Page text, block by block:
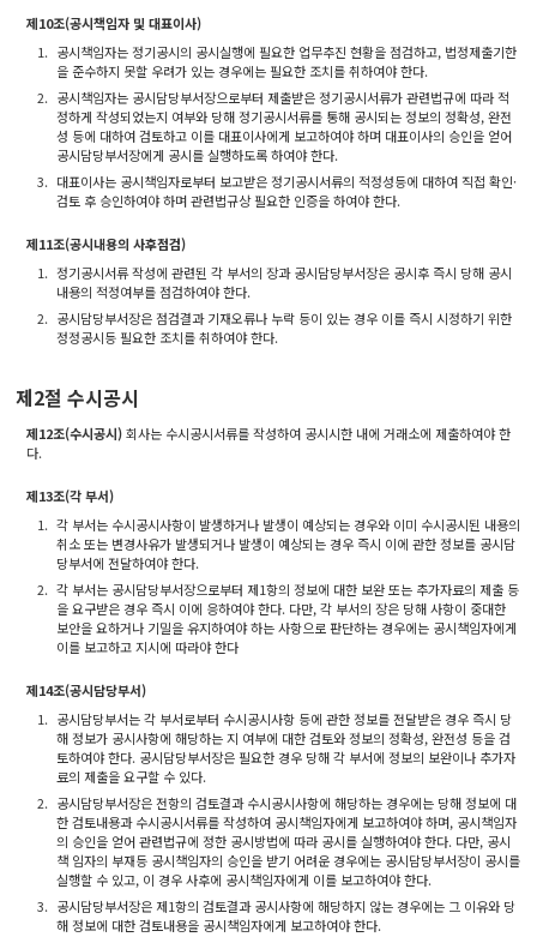
제10조(공시책임자 및 대표이사)
1. 공시책임자는 정기공시의 공시실행에 필요한 업무추진 현황을 점검하고, 법정제출기한
을 준수하지 못할 우려가 있는 경우에는 필요한 조치를 취하여야 한다.
2. 공시책임자는 공시담당부서장으로부터 제출받은 정기공시서류가 관련법규에 따라 적
정하게 작성되었는지 여부와 당해 정기공시서류를 통해 공시되는 정보의 정확성, 완전
성 등에 대하여 검토하고 이를 대표이사에게 보고하여야 하며 대표이사의 승인을 얻어
공시담당부서장에게 공시를 실행하도록 하여야 한다.
3. 대표이사는 공시책임자로부터 보고받은 정기공시서류의 적정성등에 대하여 직접 확인·
검토 후 승인하여야 하며 관련법규상 필요한 인증을 하여야 한다.
제11조(공시내용의 사후점검)
1. 정기공시서류 작성에 관련된 각 부서의 장과 공시담당부서장은 공시후 즉시 당해 공시
내용의 적정여부를 점검하여야 한다.
2. 공시담당부서장은 점검결과 기재오류나 누락 등이 있는 경우 이를 즉시 시정하기 위한
정정공시등 필요한 조치를 취하여야 한다.
제2절 수시공시
제12조(수시공시)회사는 수시공시서류를 작성하여 공시시한 내에 거래소에 제출하여야 한
다.
제13조(각 부서)
1. 각 부서는 수시공시사항이 발생하거나 발생이 예상되는 경우와 이미 수시공시된 내용의
취소 또는 변경사유가 발생되거나 발생이 예상되는 경우 즉시 이에 관한 정보를 공시담
당부서에 전달하여야 한다.
2. 각 부서는 공시담당부서장으로부터 제1항의 정보에 대한 보완 또는 추가자료의 제출 등
을 요구받은 경우 즉시 이에 응하여야 한다. 다만, 각 부서의 장은 당해 사항이 중대한
보안을 요하거나 기밀을 유지하여야 하는 사항으로 판단하는 경우에는 공시책임자에게
이를 보고하고 지시에 따라야 한다
제14조(공시담당부서)
1. 공시담당부서는 각 부서로부터 수시공시사항 등에 관한 정보를 전달받은 경우 즉시 당
해 정보가 공시사항에 해당하는 지 여부에 대한 검토와 정보의 정확성, 완전성 등을 검
토하여야 한다. 공시담당부서장은 필요한 경우 당해 각 부서에 정보의 보완이나 추가자
료의 제출을 요구할 수 있다.
2. 공시담당부서장은 전항의 검토결과 수시공시사항에 해당하는 경우에는 당해 정보에 대
한 검토내용과 수시공시서류를 작성하여 공시책임자에게 보고하여야 하며, 공시책임자
의 승인을 얻어 관련법규에 정한 공시방법에 따라 공시를 실행하여야 한다. 다만, 공시
책 임자의 부재등 공시책임자의 승인을 받기 어려운 경우에는 공시담당부서장이 공시를
실행할 수 있고, 이 경우 사후에 공시책임자에게 이를 보고하여야 한다.
3. 공시담당부서장은 제1항의 검토결과 공시사항에 해당하지 않는 경우에는 그 이유와 당
해 정보에 대한 검토내용을 공시책임자에게 보고하여야 한다.